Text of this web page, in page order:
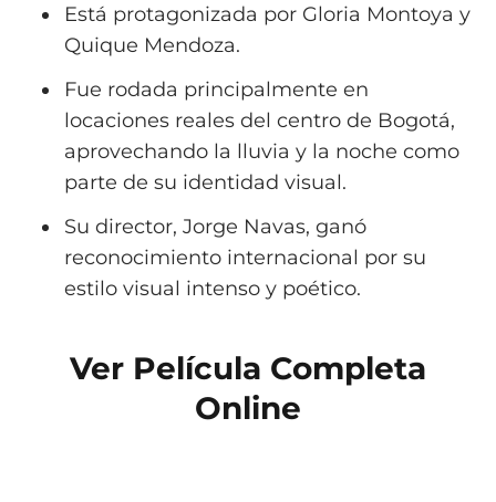
Está protagonizada por Gloria Montoya y
Quique Mendoza.
Fue rodada principalmente en
locaciones reales del centro de Bogotá,
aprovechando la lluvia y la noche como
parte de su identidad visual.
Su director, Jorge Navas, ganó
reconocimiento internacional por su
estilo visual intenso y poético.
Ver Película Completa
Online